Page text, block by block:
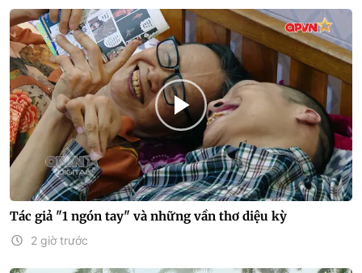
Tác giả "1 ngón tay" và những vần thơ diệu kỳ
2 giờ trước